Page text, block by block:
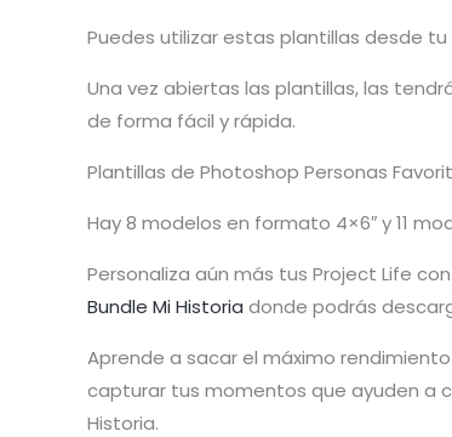
Puedes utilizar estas plantillas desde
Una vez abiertas las plantillas, las
de forma fácil y rápida.
Plantillas de Photoshop Personas
Hay 8 modelos en formato 4×6″ y 11
Personaliza aún más tus Project Life
Bundle Mi Historia donde podrás
Aprende a sacar el máximo
capturar tus momentos que ayuden a
Historia.